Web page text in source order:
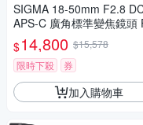
SIGMA 18-50mm F2.8
APS-C 廣角標準變焦鏡頭
Canon RF-mount (公司貨)
$14,800 $15,578
限時下殺
券
加入購物車